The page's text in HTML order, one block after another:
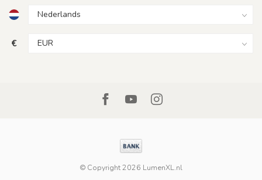
€
© Copyright 2026 LumenXL.nl